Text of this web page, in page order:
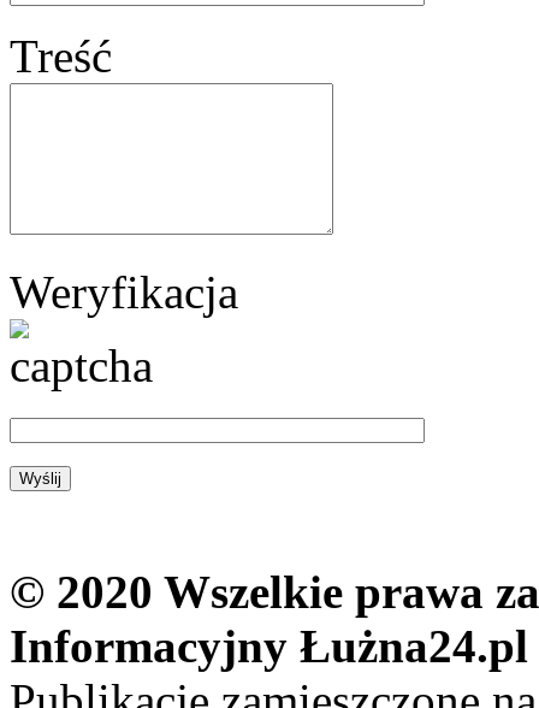
Treść
Weryfikacja
© 2020 Wszelkie prawa
Informacyjny Łużna24.pl